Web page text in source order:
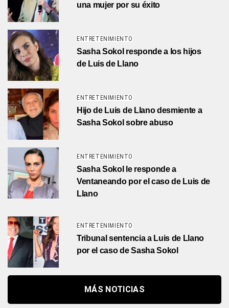
una mujer por su éxito
ENTRETENIMIENTO
Sasha Sokol responde a los hijos
de Luis de Llano
ENTRETENIMIENTO
Hijo de Luis de Llano desmiente a
Sasha Sokol sobre abuso
ENTRETENIMIENTO
Sasha Sokol le responde a
Ventaneando por el caso de Luis de
Llano
ENTRETENIMIENTO
Tribunal sentencia a Luis de Llano
por el caso de Sasha Sokol
MÁS NOTICIAS